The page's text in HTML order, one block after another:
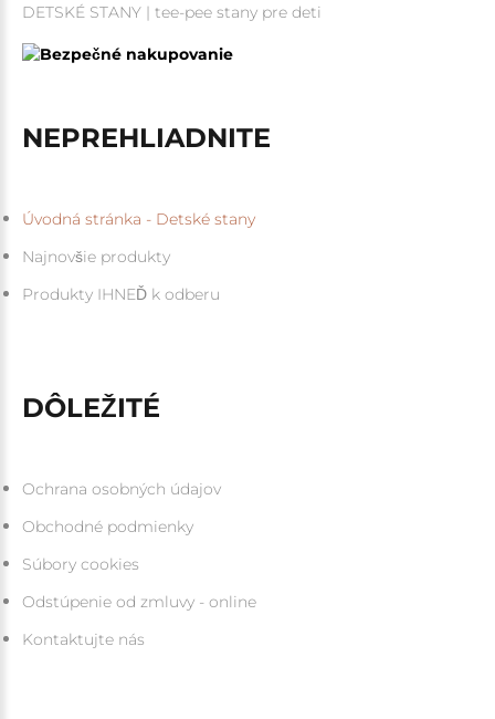
DETSKÉ STANY | tee-pee stany pre deti
NEPREHLIADNITE
Úvodná stránka - Detské stany
Najnovšie produkty
Produkty IHNEĎ k odberu
DÔLEŽITÉ
Ochrana osobných údajov
Obchodné podmienky
Súbory cookies
Odstúpenie od zmluvy - online
Kontaktujte nás